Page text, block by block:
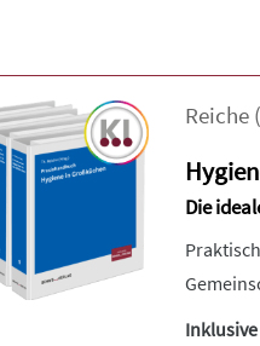
Reiche
Die
Inklusive